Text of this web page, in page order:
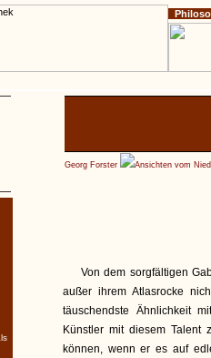
Georg Forster Ansichten vom
Von dem sorgfältigen
außer ihrem Atlasrocke
täuschendste Ähnlichkeit
Künstler mit diesem Talent
können, wenn er es auf